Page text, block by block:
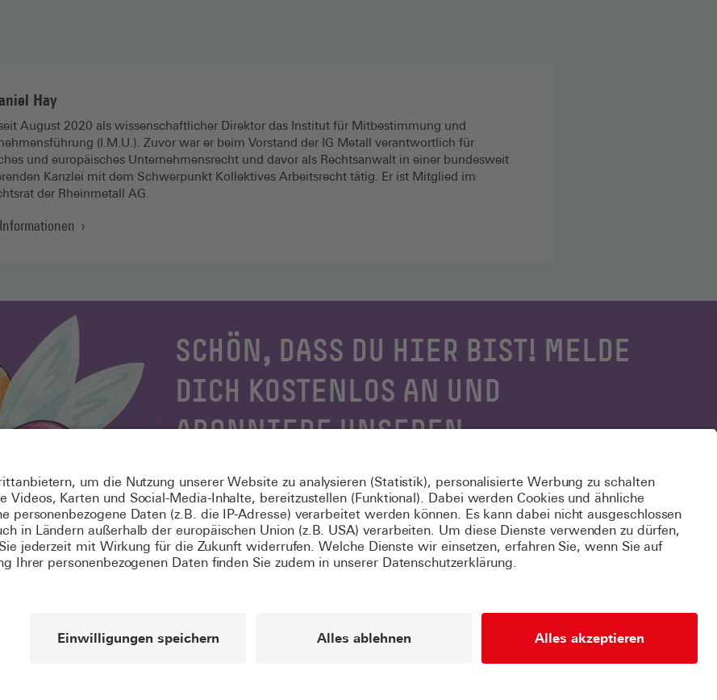
Hay
August 2020 als wissenschaftlicher Direktor das Institut für Mitbestimmung und
(I.M.U.). Zuvor war er beim Vorstand der IG Metall verantwortlich für
und europäisches Unternehmensrecht und davor als Rechtsanwalt in einer bundesweit
Kanzlei mit dem Schwerpunkt Kollektives Arbeitsrecht tätig. Er ist Mitglied im
der Rheinmetall AG.
SCHÖN, DASS DU HIER BIST! MELDE
DICH KOSTENLOS AN UND
ABONNIERE UNSEREN
NEWSLETTER
Jetzt registrieren
Datenschutzeinstellungen